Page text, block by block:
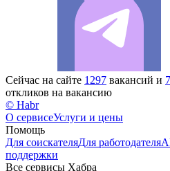
Сейчас на сайте 1297 вакансий и
откликов на вакансию
© Habr
О сервисеУслуги и цены
Помощь
Для соискателяДля работодателя
поддержки
Все сервисы Хабра